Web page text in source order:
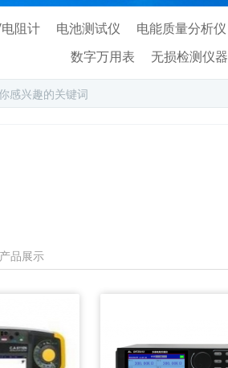
阻计 电池测试仪 电能质量分析仪
数字万用表
无损检测仪器
产品展示